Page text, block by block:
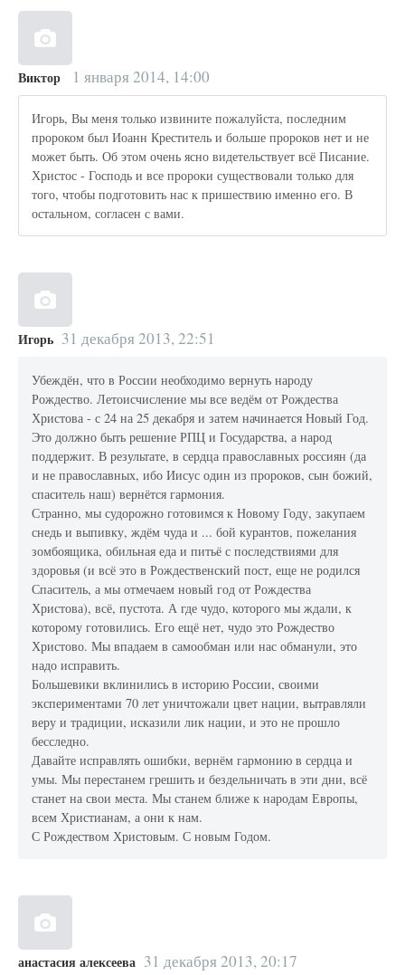
Виктор 1 января 2014, 14:00
Игорь, Вы меня только извините пожалуйста, последним
пророком был Иоанн Креститель и больше пророков нет и не
может быть. Об этом очень ясно видетельствует всё Писание.
Христос - Господь и все пророки существовали только для
того, чтобы подготовить нас к пришествию именно его. В
остальном, согласен с вами.
Игорь 31 декабря 2013, 22:51
Убеждён, что в России необходимо вернуть народу
Рождество. Летоисчисление мы все ведём от Рождества
Христова - с 24 на 25 декабря и затем начинается Новый Год.
Это должно быть решение РПЦ и Государства, а народ
поддержит. В результате, в сердца православных россиян (да
и не православных, ибо Иисус один из пророков, сын божий,
спаситель наш) вернётся гармония.
Странно, мы судорожно готовимся к Новому Году, закупаем
снедь и выпивку, ждём чуда и ... бой курантов, пожелания
зомбоящика, обильная еда и питьё с последствиями для
здоровья (и всё это в Рождественский пост, еще не родился
Спаситель, а мы отмечаем новый год от Рождества
Христова), всё, пустота. А где чудо, которого мы ждали, к
которому готовились. Его ещё нет, чудо это Рождество
Христово. Мы впадаем в самообман или нас обманули, это
надо исправить.
Большевики вклинились в историю России, своими
экспериментами 70 лет уничтожали цвет нации, вытравляли
веру и традиции, исказили лик нации, и это не прошло
бесследно.
Давайте исправлять ошибки, вернём гармонию в сердца и
умы. Мы перестанем грешить и бездельничать в эти дни, всё
станет на свои места. Мы станем ближе к народам Европы,
всем Христианам, а они к нам.
С Рождеством Христовым. С новым Годом.
анастасия алексеева 31 декабря 2013, 20:17